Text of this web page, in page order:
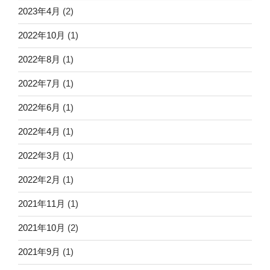
2023年4月 (2)
2022年10月 (1)
2022年8月 (1)
2022年7月 (1)
2022年6月 (1)
2022年4月 (1)
2022年3月 (1)
2022年2月 (1)
2021年11月 (1)
2021年10月 (2)
2021年9月 (1)